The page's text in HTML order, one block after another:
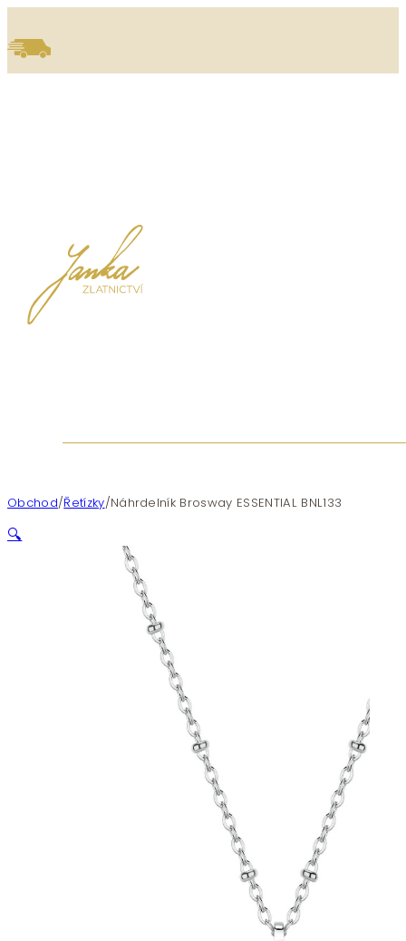
Obchod/Řetízky/Náhrdelník Brosway ESSENTIAL BNL133
🔍